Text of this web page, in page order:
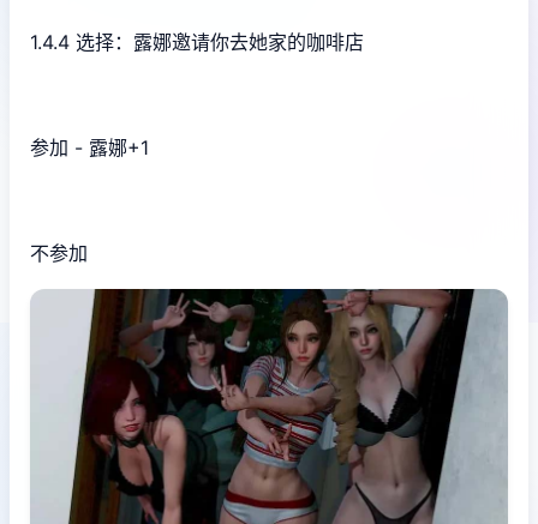
1.4.4 选择：露娜邀请你去她家的咖啡店
参加 - 露娜+1
不参加